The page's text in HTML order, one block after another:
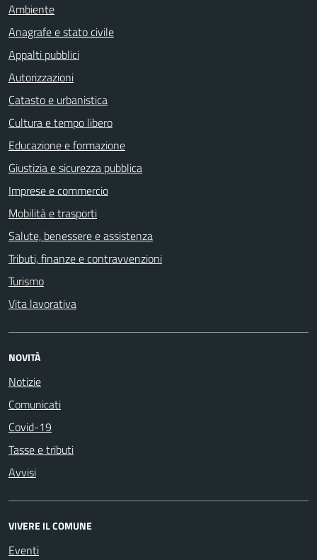
Ambiente
Anagrafe e stato civile
Appalti pubblici
Autorizzazioni
Catasto e urbanistica
Cultura e tempo libero
Educazione e formazione
Giustizia e sicurezza pubblica
Imprese e commercio
Mobilità e trasporti
Salute, benessere e assistenza
Tributi, finanze e contravvenzioni
Turismo
Vita lavorativa
NOVITÀ
Notizie
Comunicati
Covid-19
Tasse e tributi
Avvisi
VIVERE IL COMUNE
Eventi